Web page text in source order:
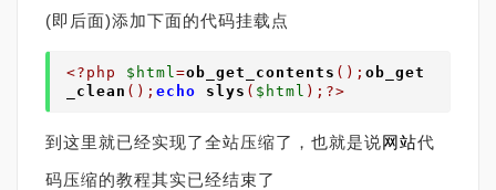
(即后面)添加下面的代码挂载点
<?php $ html=ob_get_contents (); ob_get
_clean (); echo slys ( $html );?>
到这里就已经实现了全站压缩了，也就是说网站代
码压缩的教程其实已经结束了